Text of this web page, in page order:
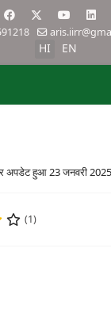
HI EN
अपडेट हुआ 23 जनवरी
(1)